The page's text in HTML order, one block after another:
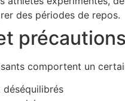
des périodes de repos.
précautions
comportent un